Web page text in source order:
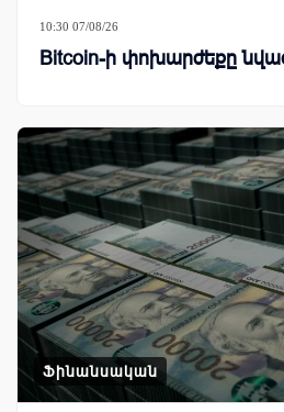
10:30 07/08/26
Bitcoin-ի փոխարժեքը
Ֆինանսական